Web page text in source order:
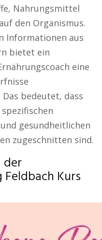
Nahrungsmittel
den Organismus.
Informationen aus
bietet ein
eine
bedeutet, dass
gesundheitlichen
zugeschnitten sind.
der
Kurs